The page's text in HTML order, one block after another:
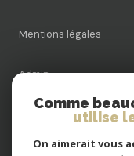
Mentions légales
Admin
Nos honoraires
Comme
utilise
On aimerait vous